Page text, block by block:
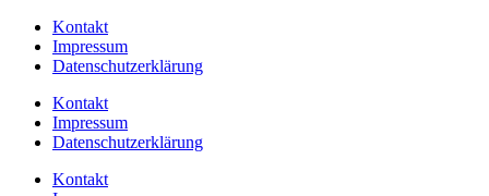
Kontakt
Impressum
Datenschutzerklärung
Kontakt
Impressum
Datenschutzerklärung
Kontakt